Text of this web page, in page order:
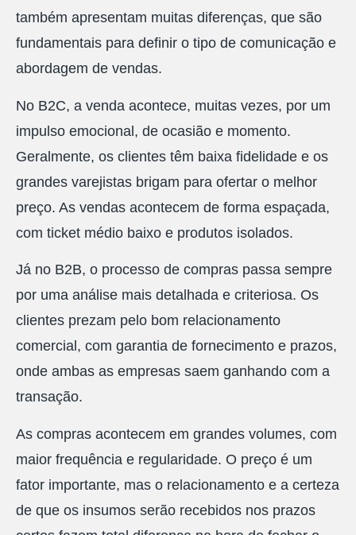
também apresentam muitas diferenças, que são
fundamentais para definir o tipo de comunicação e
abordagem de vendas.
No B2C, a venda acontece, muitas vezes, por um
impulso emocional, de ocasião e momento.
Geralmente, os clientes têm baixa fidelidade e os
grandes varejistas brigam para ofertar o melhor
preço. As vendas acontecem de forma espaçada,
com ticket médio baixo e produtos isolados.
Já no B2B, o processo de compras passa sempre
por uma análise mais detalhada e criteriosa. Os
clientes prezam pelo bom relacionamento
comercial, com garantia de fornecimento e prazos,
onde ambas as empresas saem ganhando com a
transação.
As compras acontecem em grandes volumes, com
maior frequência e regularidade. O preço é um
fator importante, mas o relacionamento e a certeza
de que os insumos serão recebidos nos prazos